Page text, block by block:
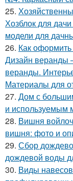
25.
Хозблок для
модели для
26. Как
Дизайн веранды
веранды.
Материалы для
27. Дом с
и используемым
28. Вишня
вишня: фото и
29. Сбор
дождевой воды
30. Виды